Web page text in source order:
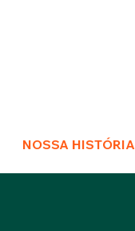
NOSSA HISTÓRIA